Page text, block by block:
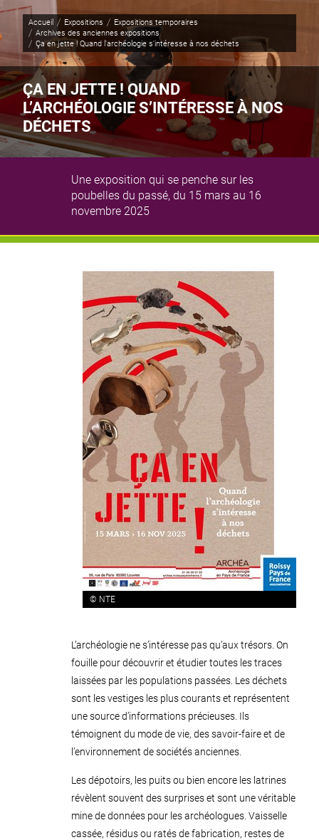
Accueil Expositions
Expositions temporaires
Archives des anciennes expositions
Page active :
Ça en jette ! Quand l’archéologie s’intéresse à nos déchets
ÇA EN JETTE ! QUAND
L’ARCHÉOLOGIE S’INTÉRESSE À NOS
DÉCHETS
Une exposition qui se penche sur les
poubelles du passé, du 15 mars au 16
novembre 2025
© NTE
L’archéologie ne s’intéresse pas qu’aux trésors. On
fouille pour découvrir et étudier toutes les traces
laissées par les populations passées. Les déchets
sont les vestiges les plus courants et représentent
une source d’informations précieuses. Ils
témoignent du mode de vie, des savoir-faire et de
l’environnement de sociétés anciennes.
Les dépotoirs, les puits ou bien encore les latrines
révèlent souvent des surprises et sont une véritable
mine de données pour les archéologues. Vaisselle
cassée, résidus ou ratés de fabrication, restes de
Panneau de gestion des cookies